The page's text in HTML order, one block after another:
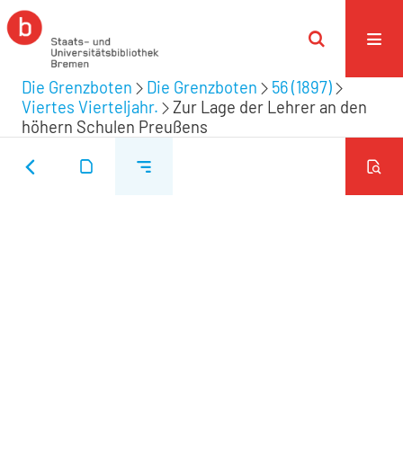
Die Grenzboten Die Grenzboten
56 (1897)
Viertes Vierteljahr.
Zur Lage der Lehrer an den
höhern Schulen Preußens